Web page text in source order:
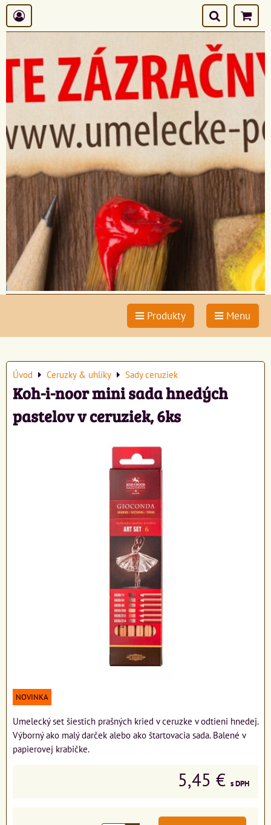
Produkty Menu
Úvod Ceruzky & uhlíky Sady ceruziek
Koh-i-noor mini sada hnedých
pastelov v ceruziek, 6ks
NOVINKA
Umelecký set šiestich prašných kried v ceruzke v odtieni hnedej.
Výborný ako malý darček alebo ako štartovacia sada. Balené v
papierovej krabičke.
5,45 € s DPH